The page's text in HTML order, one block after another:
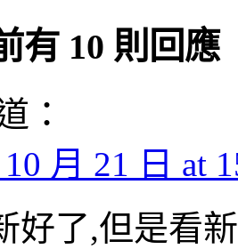
有 10 則回應
：
月 21 日 at
好了,但是看